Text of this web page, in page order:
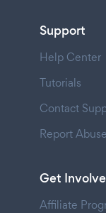
Support
Help Center
Tutorials
Contact
Report Abuse
Get
Affiliate